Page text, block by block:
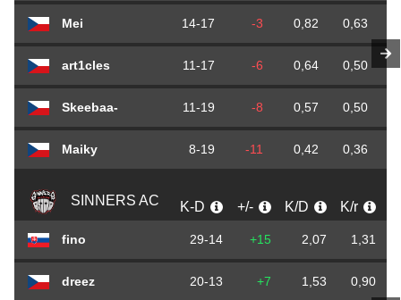
Mei 14-17 -3 0,82 0,63
art1cles 11-17 -6 0,64 0,50
Skeebaa- 11-19 -8 0,57 0,50
Maiky 8-19 -11 0,42 0,36
SINNERS AC K-D +/- K/D K/r
fino 29-14 +15 2,07 1,31
dreez 20-13 +7 1,53 0,90